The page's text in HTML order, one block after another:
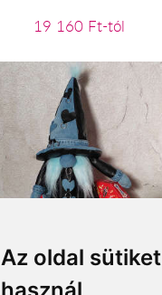
Az oldal sütiket
19 160 Ft-tól
I love rock & roll
18 360 Ft-tól